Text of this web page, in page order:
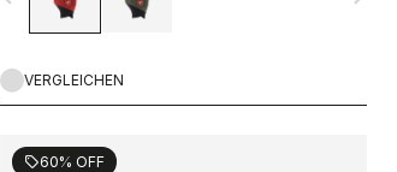
VERGLEICHEN
sell60% OFF